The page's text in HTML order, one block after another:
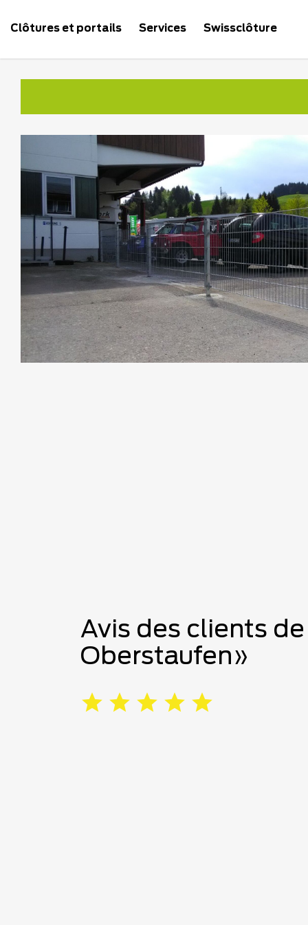
Clôtures et portails Services Swissclôture
Avis des clients
Oberstaufen»